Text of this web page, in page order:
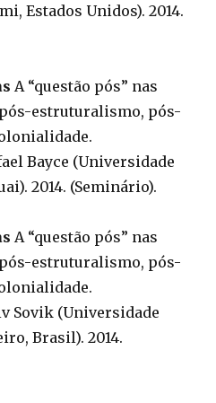
Estados Unidos). 2014.
A “questão pós” nas
estruturalismo, pós-
Bayce (Universidade
2014. (Seminário).
A “questão pós” nas
estruturalismo, pós-
Sovik (Universidade
Brasil). 2014.